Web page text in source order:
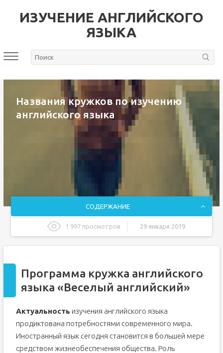
ИЗУЧЕНИЕ АНГЛИЙСКОГО
ЯЗЫКА
Названия кружков по изучению
английского языка
СОДЕРЖАНИЕ
1 997 просмотров 29 января 2019
кружок Английского языка для начальных классов
Предварительный просмотр:
Программа кружка английского
языка «Веселый английский»
Актуальность изучения английского языка
продиктована потребностями современного мира.
Иностранный язык сегодня становится в большей мере
средством жизнеобеспечения общества. Роль